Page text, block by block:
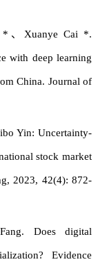
、Xuanye Cai *.
with deep learning
China. Journal of
Yin: Uncertainty-
stock market
2023, 42(4): 872-
Does digital
Evidence